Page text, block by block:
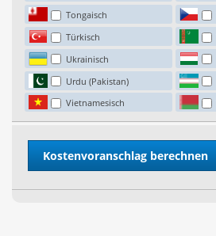
Tongaisch
Türkisch
Ukrainisch
Urdu (Pakistan)
Vietnamesisch